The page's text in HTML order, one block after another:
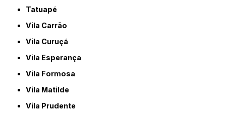
Tatuapé
Vila Carrão
Vila Curuçá
Vila Esperança
Vila Formosa
Vila Matilde
Vila Prudente